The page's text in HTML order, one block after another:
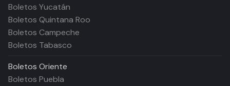
Boletos Yucatán
Boletos Quintana Roo
Boletos Campeche
Boletos Tabasco
Boletos Oriente
Boletos Puebla